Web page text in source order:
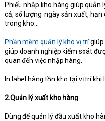
Phiếu nhập kho hàng giúp quản
cả, số lượng, ngày sản xuất, hạn
trong kho...
Phần mềm quản lý kho vị trígiúp
giúp doanh nghiệp kiểm soát
quan đến việc nhập hàng.
In label hàng tồn kho tại vị trí khi
2.Quản lý xuất kho hàng
Dùng để quản lý đầu xuất kho